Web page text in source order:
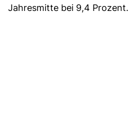
Jahresmitte bei 9,4 Prozent.